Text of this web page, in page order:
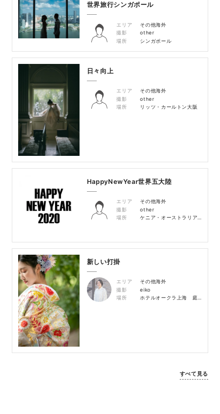
世界旅行シンガポール
エリア
その他海外
撮影
other
場所
シンガポール
日々向上
エリア
その他海外
撮影
other
場所
リッツ・カールトン大阪
HappyNewYear世界五大陸
エリア
その他海外
撮影
other
場所
ケニア・オーストラリア・ギリシャ
新しい打掛
エリア
その他海外
撮影
eiko
場所
ホテルオークラ上海 庭園
すべて見る